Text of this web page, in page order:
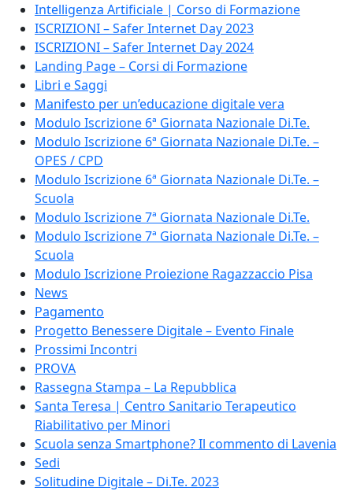
Intelligenza Artificiale | Corso di Formazione
ISCRIZIONI – Safer Internet Day 2023
ISCRIZIONI – Safer Internet Day 2024
Landing Page – Corsi di Formazione
Libri e Saggi
Manifesto per un’educazione digitale vera
Modulo Iscrizione 6ª Giornata Nazionale Di.Te.
Modulo Iscrizione 6ª Giornata Nazionale Di.Te. –
OPES / CPD
Modulo Iscrizione 6ª Giornata Nazionale Di.Te. –
Scuola
Modulo Iscrizione 7ª Giornata Nazionale Di.Te.
Modulo Iscrizione 7ª Giornata Nazionale Di.Te. –
Scuola
Modulo Iscrizione Proiezione Ragazzaccio Pisa
News
Pagamento
Progetto Benessere Digitale – Evento Finale
Prossimi Incontri
PROVA
Rassegna Stampa – La Repubblica
Santa Teresa | Centro Sanitario Terapeutico
Riabilitativo per Minori
Scuola senza Smartphone? Il commento di Lavenia
Sedi
Solitudine Digitale – Di.Te. 2023